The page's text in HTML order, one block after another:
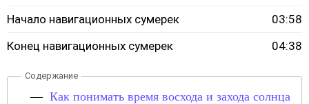
Начало навигационных сумерек
03:58
Конец навигационных сумерек
04:38
Как понимать время восхода и захода солнца